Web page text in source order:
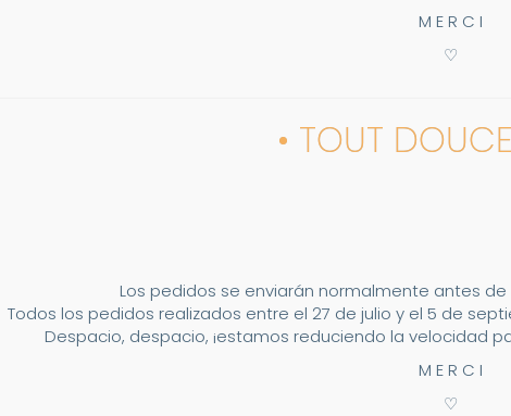
M E R C I
♡
• TOUT
Los pedidos se enviarán normalmente antes
Todos los pedidos realizados entre el 27 de julio y el 5 de
Despacio, despacio, ¡estamos reduciendo la velocidad
M E R C I
♡